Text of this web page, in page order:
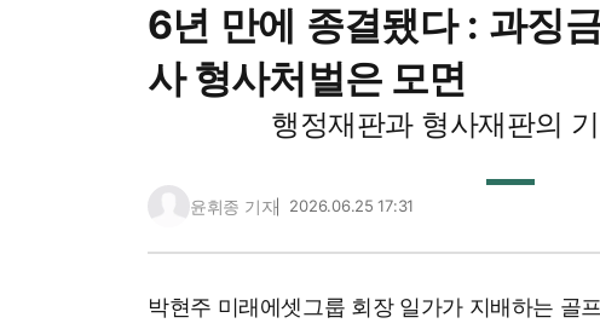
6년 만에 종결됐다 : 과징
사 형사처벌은 모면
행정재판과 형사재판의
윤휘종 기자 2026.06.25 17:31
박현주 미래에셋그룹 회장 일가가 지배하는 골